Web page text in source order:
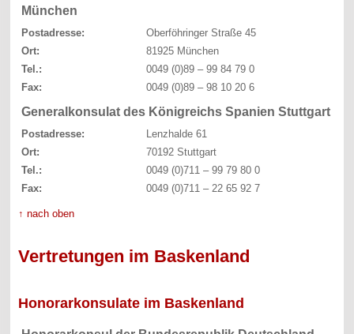
München
Postadresse:
Oberföhringer Straße 45
Ort:
81925 München
Tel.:
0049 (0)89 – 99 84 79 0
Fax:
0049 (0)89 – 98 10 20 6
Generalkonsulat des Königreichs Spanien Stuttgart
Postadresse:
Lenzhalde 61
Ort:
70192 Stuttgart
Tel.:
0049 (0)711 – 99 79 80 0
Fax:
0049 (0)711 – 22 65 92 7
↑ nach oben
Vertretungen im Baskenland
Honorarkonsulate im Baskenland